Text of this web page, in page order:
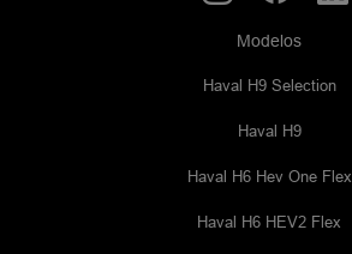
Modelos
Haval H9 Selection
Haval H9
Haval H6 Hev One Flex
Haval H6 HEV2 Flex